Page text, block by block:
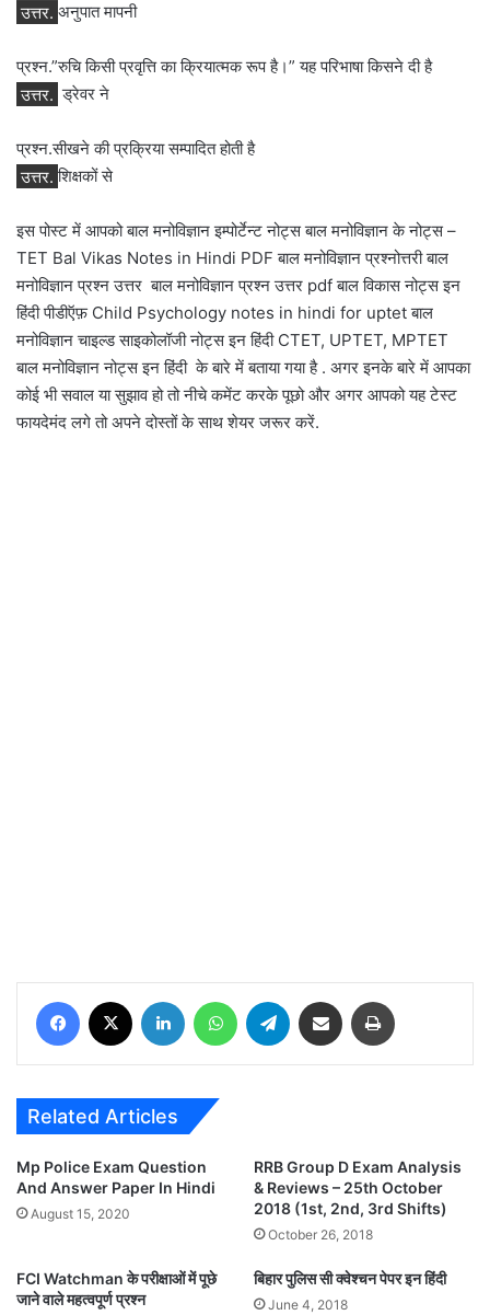
उत्तर. अनुपात मापनी
प्रश्न.”रुचि किसी प्रवृत्ति का क्रियात्‍मक रूप है।” यह परिभाषा किसने दी है
उत्तर. ड्रेवर ने
प्रश्न.सीखने की प्रक्रिया सम्‍पादित होती है
उत्तर. शिक्षकों से
इस पोस्ट में आपको बाल मनोविज्ञान इम्पोर्टेन्ट नोट्स बाल मनोविज्ञान के नोट्स –
TET Bal Vikas Notes in Hindi PDF बाल मनोविज्ञान प्रश्नोत्तरी बाल
मनोविज्ञान प्रश्न उत्तर बाल मनोविज्ञान प्रश्न उत्तर pdf बाल विकास नोट्स इन
हिंदी पीडीऍफ़ Child Psychology notes in hindi for uptet बाल
मनोविज्ञान चाइल्ड साइकोलॉजी नोट्स इन हिंदी CTET, UPTET, MPTET
बाल मनोविज्ञान नोट्स इन हिंदी के बारे में बताया गया है . अगर इनके बारे में आपका
कोई भी सवाल या सुझाव हो तो नीचे कमेंट करके पूछो और अगर आपको यह टेस्ट
फायदेमंद लगे तो अपने दोस्तों के साथ शेयर जरूर करें.
Facebook LinkedIn WhatsAppTelegram Share via Email
Related Articles
Mp Police Exam Question
And Answer Paper In Hindi
August 15, 2020
RRB Group D Exam Analysis
& Reviews – 25th October
2018 (1st, 2nd, 3rd Shifts)
October 26, 2018
FCI Watchman के परीक्षाओं में पूछे
जाने वाले महत्वपूर्ण प्रश्न
बिहार पुलिस सी क्वेश्चन पेपर इन हिंदी
June 4, 2018